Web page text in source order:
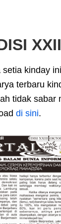
kinday
terbaru
tidak sabar
di sini.